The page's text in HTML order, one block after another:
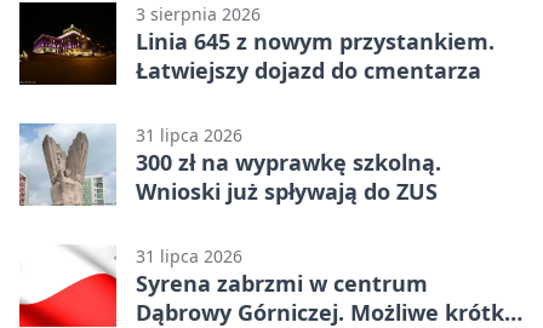
3 sierpnia 2026
Linia 645 z nowym przystankiem.
Łatwiejszy dojazd do cmentarza
31 lipca 2026
300 zł na wyprawkę szkolną.
Wnioski już spływają do ZUS
31 lipca 2026
Syrena zabrzmi w centrum
Dąbrowy Górniczej. Możliwe krótkie